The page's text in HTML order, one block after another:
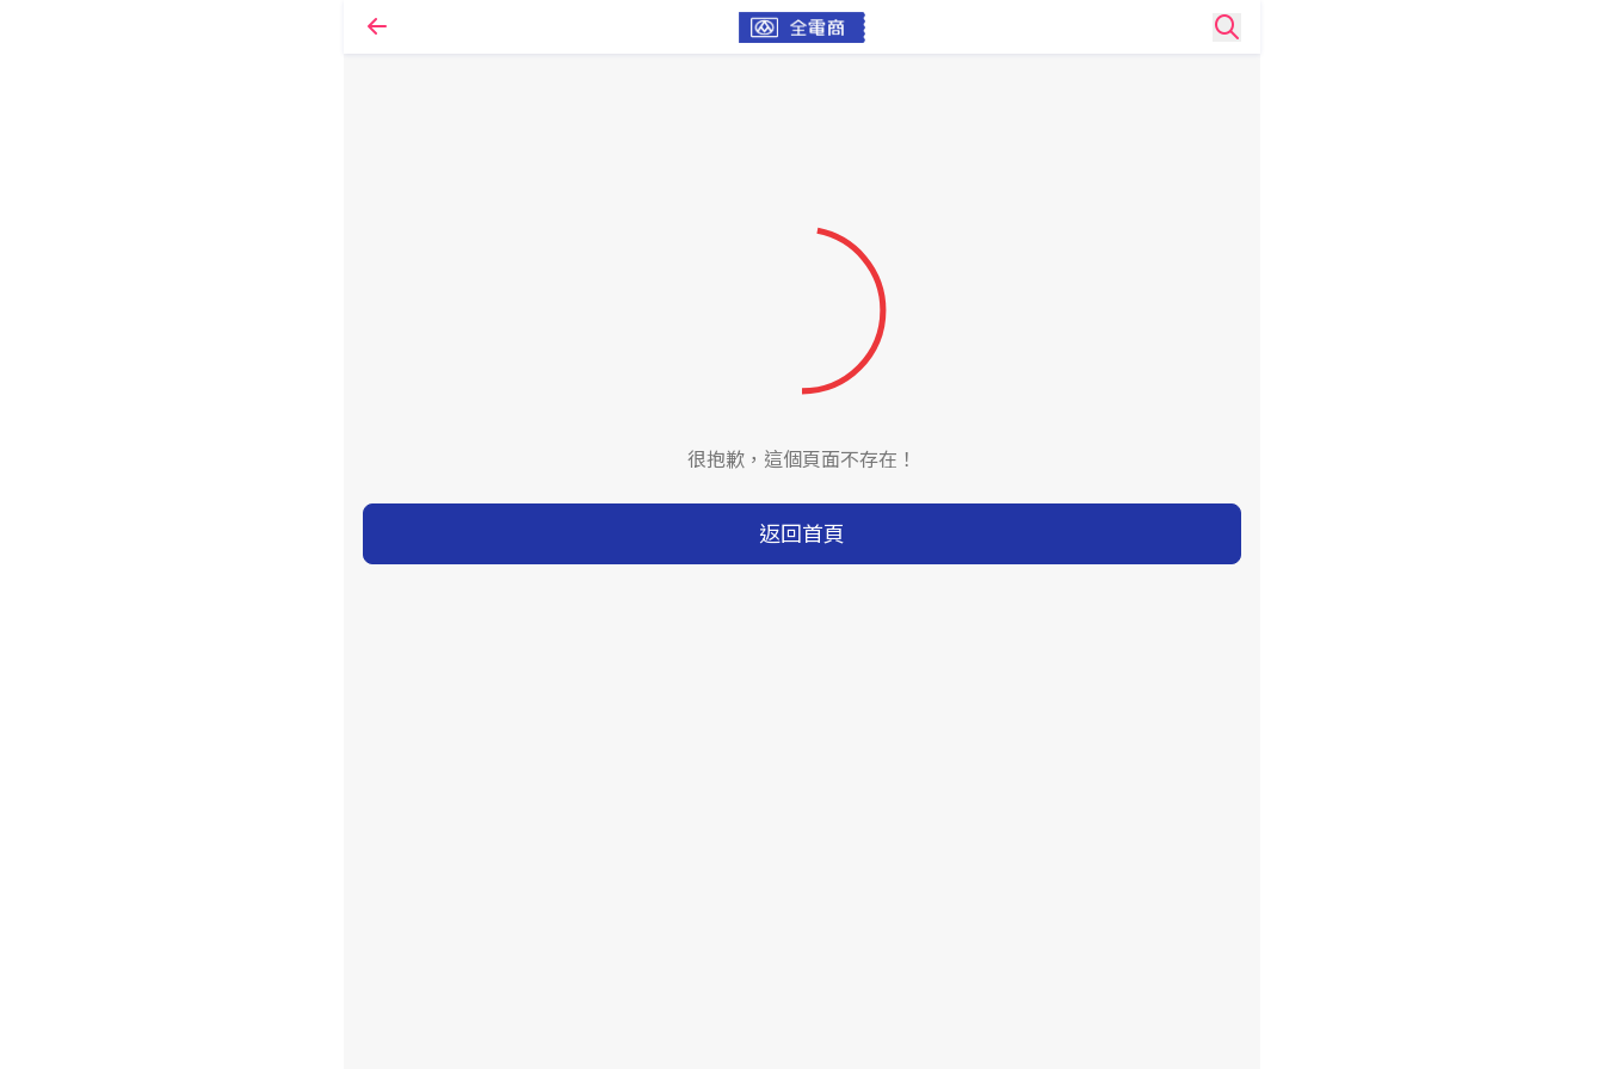
很抱歉，這個頁面不存在！
返回首頁